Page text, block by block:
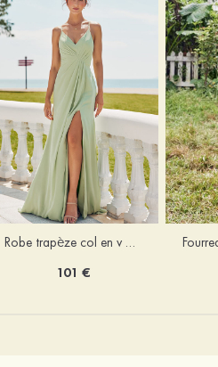
Robe trapèze col en v mousseline ras du sol robe de demoiselle d'honneur
101 €